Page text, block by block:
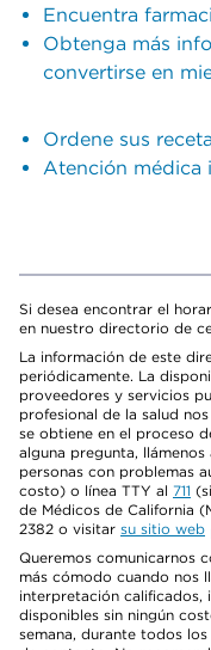
Encuentra
Obtenga más
convertirse en
Ordene sus
Atención médica
Si desea encontrar el
en nuestro directorio de
La información de este
periódicamente. La
proveedores y servicios
profesional de la salud
se obtiene en el proceso
alguna pregunta,
personas con problemas
costo) o línea TTY al 711
de Médicos de California
2382 o visitar su sitio web
Queremos comunicarnos
más cómodo cuando nos
interpretación calificados,
disponibles sin ningún
semana, durante todos